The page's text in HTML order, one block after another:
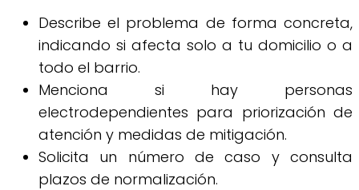
Describe el problema de forma concreta,
indicando si afecta solo a tu domicilio o a
todo el barrio.
Menciona si hay personas
electrodependientes para priorización de
atención y medidas de mitigación.
Solicita un número de caso y consulta
plazos de normalización.